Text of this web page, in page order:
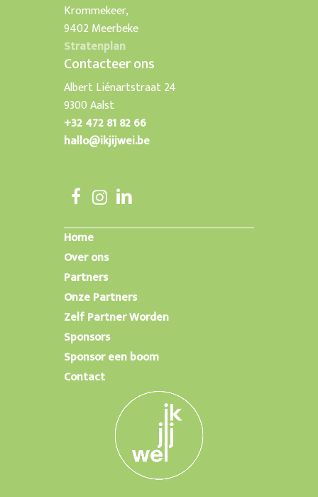
Krommekeer,
9402 Meerbeke
Stratenplan
Contacteer ons
Albert Liénartstraat 24
9300 Aalst
+32 472 81 82 66
hallo@ikjijwei.be
Home
Over ons
Partners
Onze Partners
Zelf Partner Worden
Sponsors
Sponsor een boom
Contact